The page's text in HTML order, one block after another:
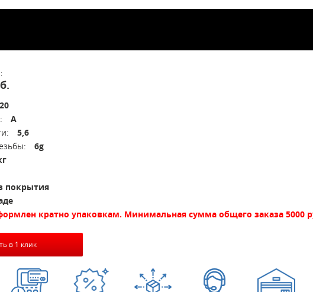
20
A
5,6
6g
покрытия
кратно упаковкам. Минимальная сумма общего заказа 5000
в 1 клик